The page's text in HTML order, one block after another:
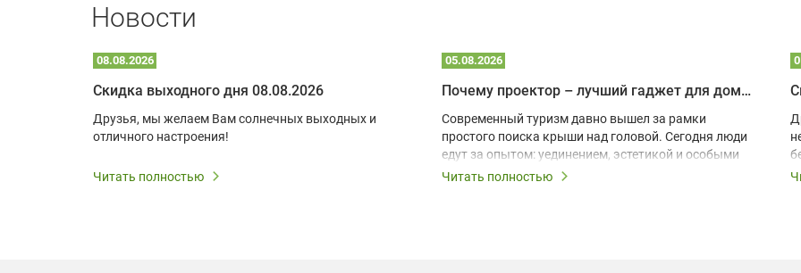
Новости
08.08.2026
Скидка выходного дня 08.08.2026
Друзья, мы желаем Вам солнечных выходных и
отличного настроения!
Читать полностью
05.08.2026
Почему проектор – лучший гаджет для домика в глэмпинге
Современный туризм давно вышел за рамки
простого поиска крыши над головой. Сегодня люди
едут за опытом: уединением, эстетикой и особыми
ощущениями. Владельцы A-frame домов,
Читать полностью